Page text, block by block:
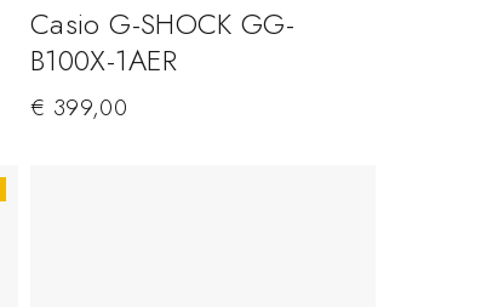
Casio G-SHOCK GG-
B100X-1AER
€ 399,00